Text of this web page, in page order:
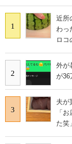
1
近所
わっ
ロコ
2
外が
が36
3
夫
「
た笑